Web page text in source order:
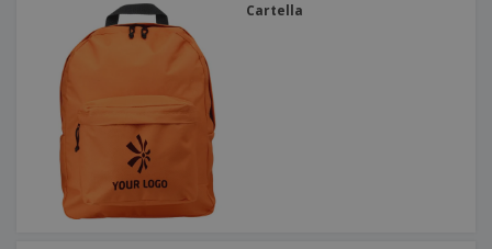
Cartella